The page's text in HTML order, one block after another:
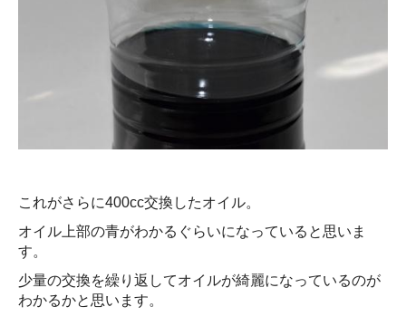
これがさらに400cc交換したオイル。
オイル上部の青がわかるぐらいになっていると思いま
す。
少量の交換を繰り返してオイルが綺麗になっているのが
わかるかと思います。